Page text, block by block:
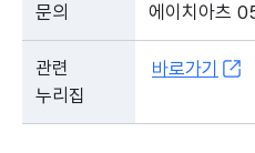
문의 에이치아츠
관련
누리집
바로가기